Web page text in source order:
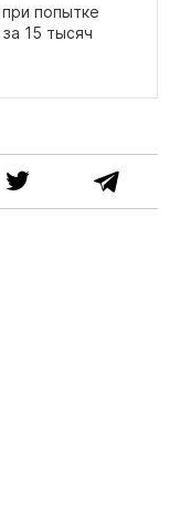
попытке
15 тысяч